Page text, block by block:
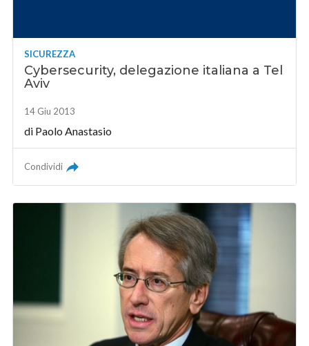
SICUREZZA
Cybersecurity, delegazione italiana a Tel
Aviv
14 Giu 2013
di Paolo Anastasio
Condividi